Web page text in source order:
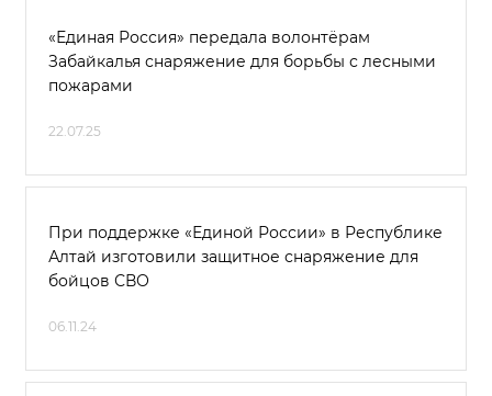
«Единая Россия» передала волонтёрам
Забайкалья снаряжение для борьбы с лесными
пожарами
22.07.25
При поддержке «Единой России» в Республике
Алтай изготовили защитное снаряжение для
бойцов СВО
06.11.24